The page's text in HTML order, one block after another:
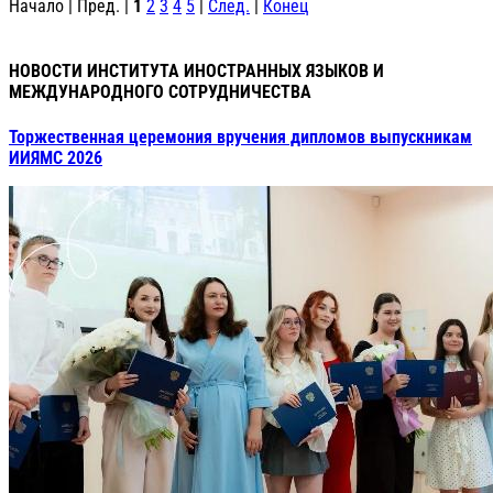
Начало | Пред. | 1 2 3 4 5 След. Конец
НОВОСТИ ИНСТИТУТА ИНОСТРАННЫХ ЯЗЫКОВ И
МЕЖДУНАРОДНОГО СОТРУДНИЧЕСТВА
Торжественная церемония вручения дипломов выпускникам
ИИЯМС 2026